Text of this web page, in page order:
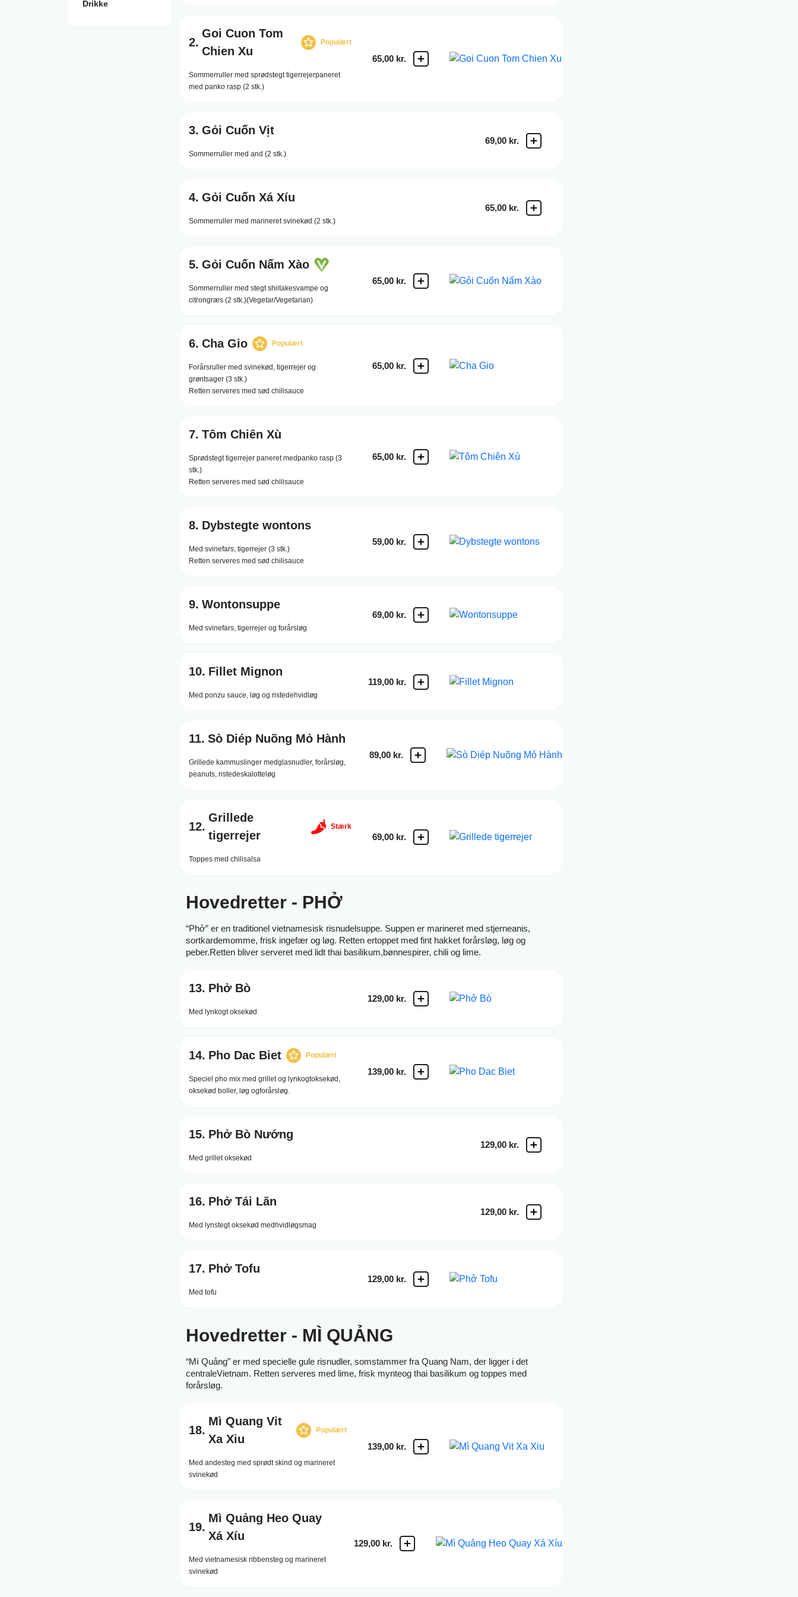
Drikke
2.
Goi Cuon Tom
Chien Xu
Populært
Sommerruller med sprødstegt tigerrejerpaneret
med panko rasp (2 stk.)
65,00 kr.
3. Gỏi Cuốn Vịt
Sommerruller med and (2 stk.)
69,00 kr.
4. Gỏi Cuốn Xá Xíu
Sommerruller med marineret svinekød (2 stk.)
65,00 kr.
5. Gỏi Cuốn Nấm Xào
Sommerruller med stegt shiitakesvampe og
citrongræs (2 stk.)(Vegetar/Vegetarian)
65,00 kr.
6. Cha Gio Populært
Forårsruller med svinekød, tigerrejer og
grøntsager (3 stk.)
Retten serveres med sød chilisauce
65,00 kr.
7. Tôm Chiên Xù
Sprødstegt tigerrejer paneret medpanko rasp (3
stk.)
Retten serveres med sød chilisauce
65,00 kr.
8. Dybstegte wontons
Med svinefars, tigerrejer (3 stk.)
Retten serveres med sød chilisauce
59,00 kr.
9. Wontonsuppe
Med svinefars, tigerrejer og forårsløg
69,00 kr.
10. Fillet Mignon
Med ponzu sauce, løg og ristedehvidløg
119,00 kr.
11. Sò Diép Nuõng Mỏ Hành
Grillede kammuslinger medglasnudler, forårsløg,
peanuts, ristedeskalotteløg
89,00 kr.
12.
Grillede
tigerrejer
Stærk
Toppes med chilisalsa
69,00 kr.
Hovedretter - PHỞ
“Phở” er en traditionel vietnamesisk risnudelsuppe. Suppen er marineret med stjerneanis,
sortkardemomme, frisk ingefær og løg. Retten ertoppet med fint hakket forårsløg, løg og
peber.Retten bliver serveret med lidt thai basilikum,bønnespirer, chili og lime.
13. Phở Bò
Med lynkogt oksekød
129,00 kr.
14. Pho Dac Biet Populært
Speciel pho mix med grillet og lynkogtoksekød,
oksekød boller, løg ogforårsløg.
139,00 kr.
15. Phở Bò Nướng
Med grillet oksekød
129,00 kr.
16. Phở Tái Lăn
Med lynstegt oksekød medhvidløgsmag
129,00 kr.
17. Phở Tofu
Med tofu
129,00 kr.
Hovedretter - MÌ QUẢNG
“Mì Quảng” er med specielle gule risnudler, somstammer fra Quang Nam, der ligger i det
centraleVietnam. Retten serveres med lime, frisk mynteog thai basilikum og toppes med
forårsløg.
18.
Mì Quang Vit
Xa Xiu
Populært
Med andesteg med sprødt skind og marineret
svinekød
139,00 kr.
19.
Mì Quảng Heo Quay
Xá Xíu
Med vietnamesisk ribbensteg og marineret
svinekød
129,00 kr.